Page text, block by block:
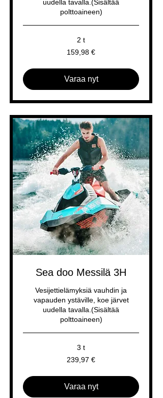
uudella tavalla.(Sisältää
polttoaineen)
2 t
159,98 €
Varaa nyt
Sea doo Messilä 3H
Vesijettielämyksiä vauhdin ja
vapauden ystäville, koe järvet
uudella tavalla.(Sisältää
polttoaineen)
3 t
239,97 €
Varaa nyt